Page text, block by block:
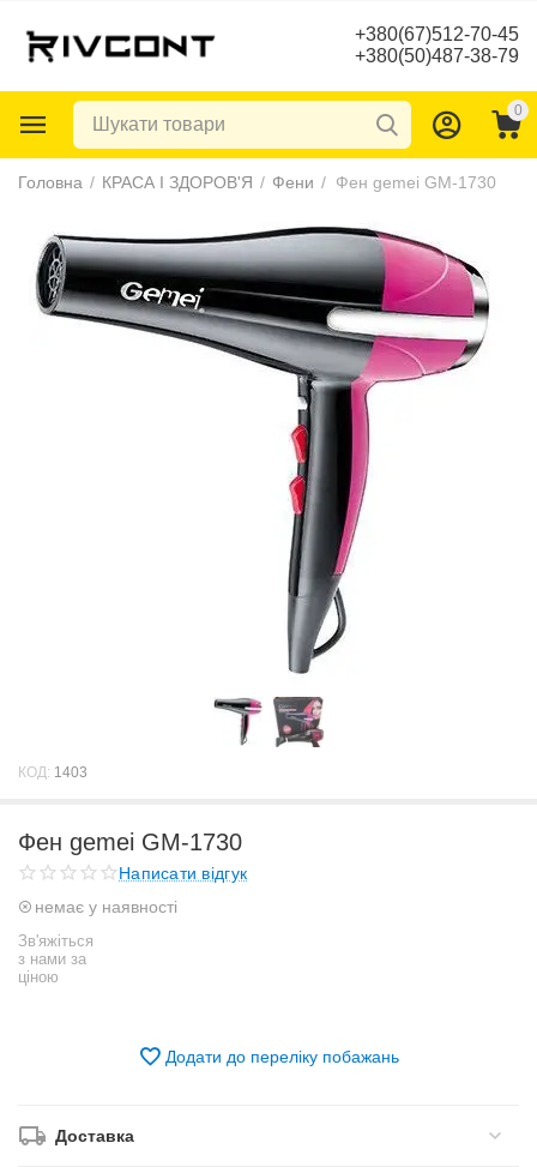
+380(67)512-70-45
+380(50)487-38-79
0
Головна / КРАСА І ЗДОРОВ'Я / Фени / Фен gemei GM-1730
КОД: 1403
Фен gemei GM-1730
Написати відгук
немає у наявності
Зв'яжіться
з нами за
ціною
Додати до переліку побажань
Доставка